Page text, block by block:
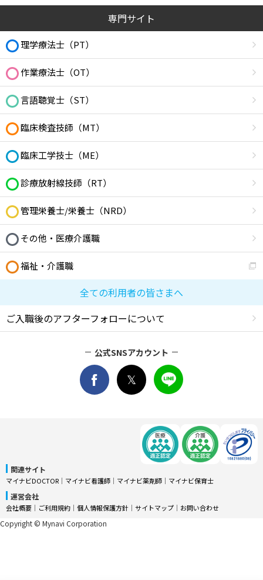
専門サイト
理学療法士（PT）
作業療法士（OT）
言語聴覚士（ST）
臨床検査技師（MT）
臨床工学技士（ME）
診療放射線技師（RT）
管理栄養士/栄養士（NRD）
その他・医療介護職
福祉・介護職
全ての利用者の皆さまへ
ご入職後のアフターフォローについて
公式SNSアカウント
関連サイト
マイナビDOCTOR │ マイナビ看護師 │ マイナビ薬剤師 │ マイナビ保育士
運営会社
会社概要 │ ご利用規約 │ 個人情報保護方針 │ サイトマップ │ お問い合わせ
Copyright © Mynavi Corporation